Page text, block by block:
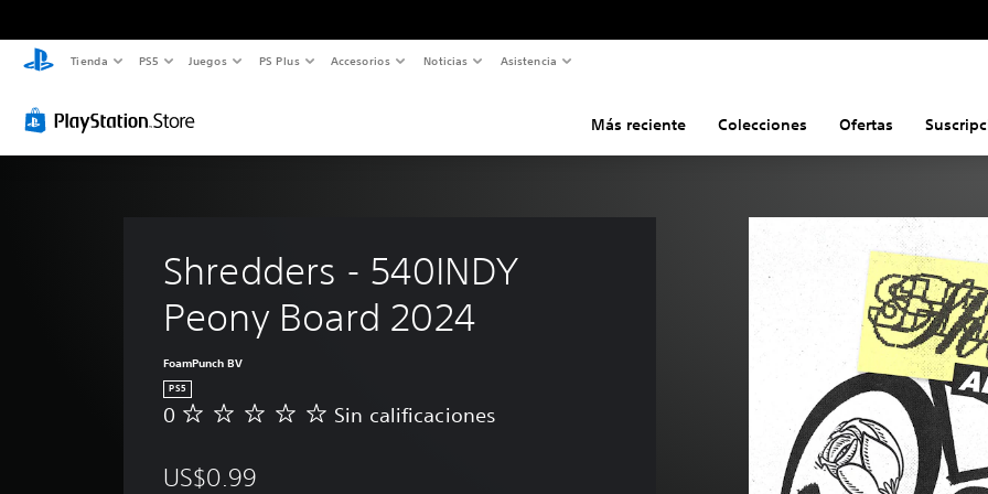
Tienda PS5 Juegos PS Plus Accesorios Noticias Asistencia
Más reciente Colecciones Ofertas
Shredders - 540INDY
Peony Board 2024
FoamPunch BV
PS5
S
c
0 Sin calificaciones
US$0.99